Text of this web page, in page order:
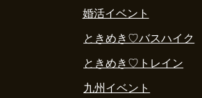
婚活イベント
ときめき♡バスハイク
ときめき♡トレイン
九州イベント